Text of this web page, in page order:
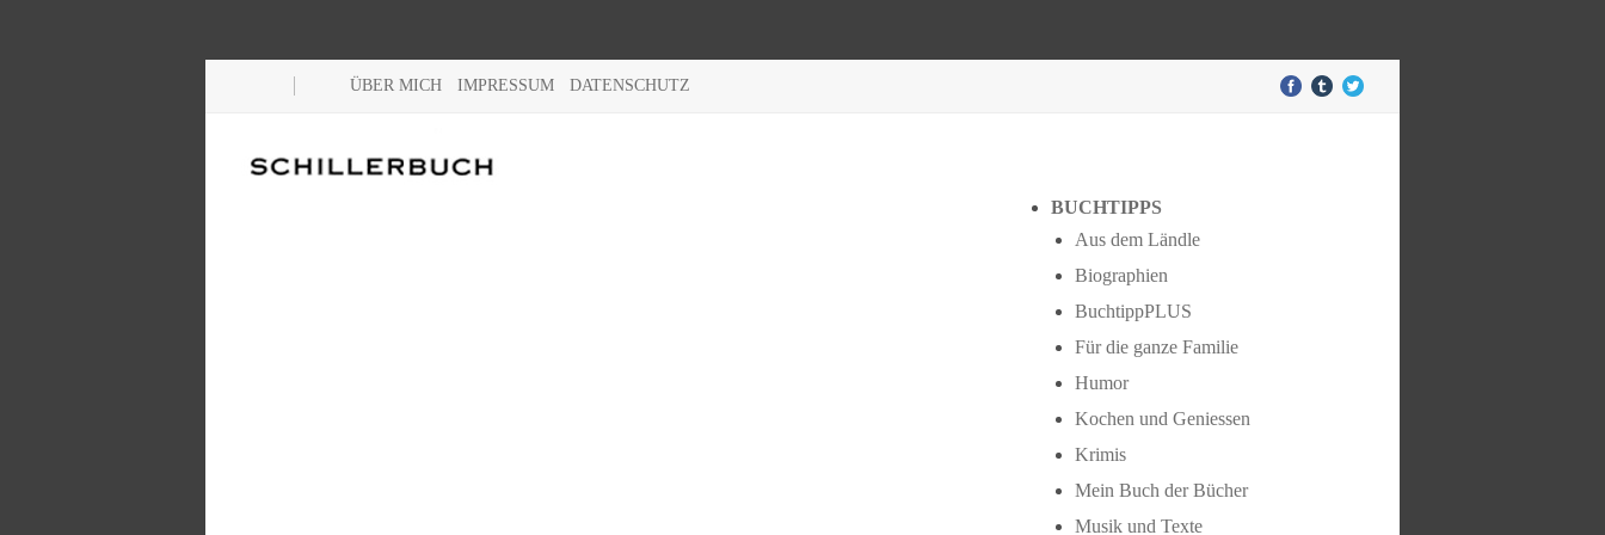
ÜBER MICH IMPRESSUM DATENSCHUTZ
BUCHTIPPS
Aus dem Ländle
Biographien
BuchtippPLUS
Für die ganze Familie
Humor
Kochen und Geniessen
Krimis
Mein Buch der Bücher
Musik und Texte